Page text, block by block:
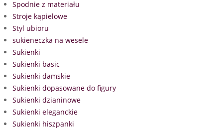
Spodnie z materiału
Stroje kąpielowe
Styl ubioru
sukieneczka na wesele
Sukienki
Sukienki basic
Sukienki damskie
Sukienki dopasowane do figury
Sukienki dzianinowe
Sukienki eleganckie
Sukienki hiszpanki